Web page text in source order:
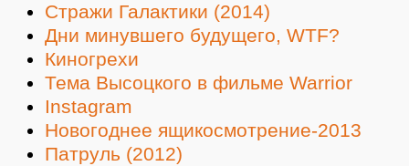
Стражи Галактики (2014)
Дни минувшего будущего, WTF?
Киногрехи
Тема Высоцкого в фильме Warrior
Instagram
Новогоднее ящикосмотрение-2013
Патруль (2012)